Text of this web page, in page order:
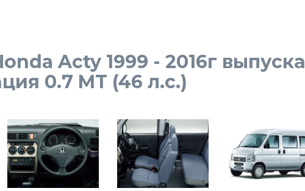
Acty 1999 - 2016г выпуска
0.7 MT (46 л.с.)